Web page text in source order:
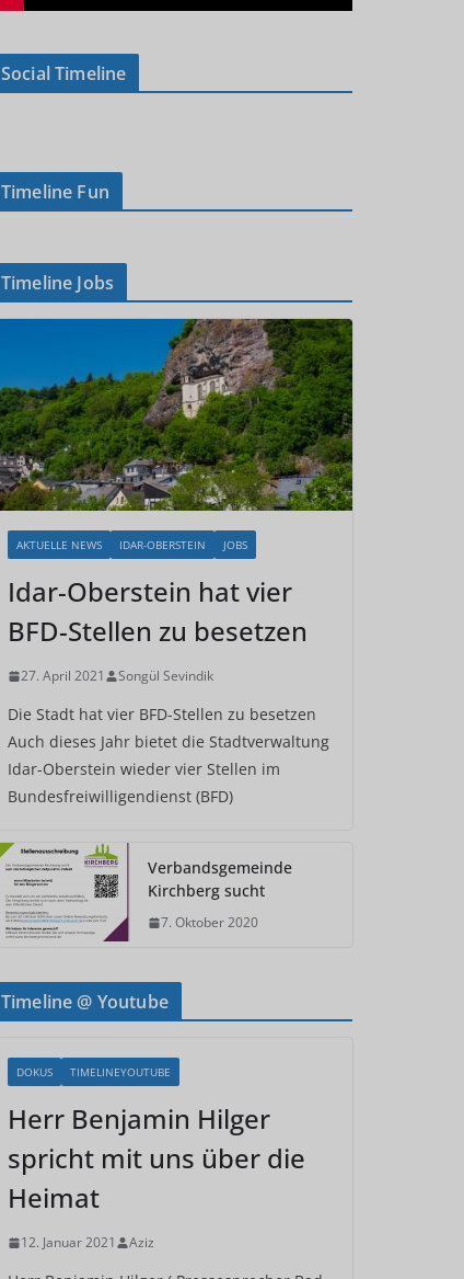
Social Timeline
Timeline Fun
Timeline Jobs
AKTUELLE NEWS IDAR-OBERSTEIN JOBS
Idar-Oberstein hat vier
BFD-Stellen zu besetzen
27. April 2021 Songül Sevindik
Die Stadt hat vier BFD-Stellen zu besetzen
Auch dieses Jahr bietet die Stadtverwaltung
Idar-Oberstein wieder vier Stellen im
Bundesfreiwilligendienst (BFD)
Verbandsgemeinde
Kirchberg sucht
7. Oktober 2020
Timeline @ Youtube
DOKUS TIMELINEYOUTUBE
Herr Benjamin Hilger
spricht mit uns über die
Heimat
12. Januar 2021 Aziz